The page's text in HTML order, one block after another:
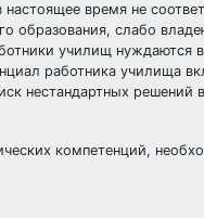
время не
образования, слабо
училищ нуждаются
работника училища
нестандартных решений
компетенций,